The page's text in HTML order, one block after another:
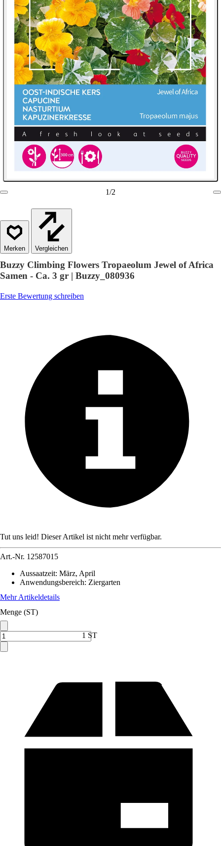
1/2
Vergleichen
Buzzy Climbing Flowers Tropaeolum Jewel of Africa
Samen - Ca. 3 gr | Buzzy_080936
Erste Bewertung schreiben
Tut uns leid! Dieser Artikel ist nicht mehr verfügbar.
Art.-Nr. 12587015
Aussaatzeit: März, April
Anwendungsbereich: Ziergarten
Mehr Artikeldetails
Menge (ST)
1 ST